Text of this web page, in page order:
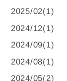
2025/02(1)
2024/12(1)
2024/09(1)
2024/08(1)
2024/05(2)